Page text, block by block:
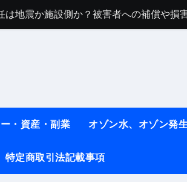
地震か施設側か？被害者への補償や損
コレ！ #医療ダイエット
#shots
本当に効果ある？ #エクササイズ
・資産・副業 オゾン水、オゾン発
特定商取引法記載事項